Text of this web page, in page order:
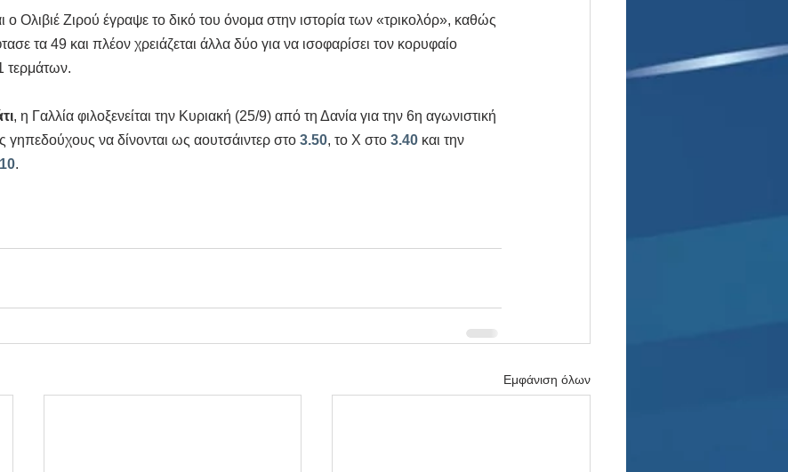
ο Ολιβιέ Ζιρού έγραψε το δικό του όνομα στην ιστορία των «τρικολόρ», καθώς
τα 49 και πλέον χρειάζεται άλλα δύο για να ισοφαρίσει τον κορυφαίο
τερμάτων.
, η Γαλλία φιλοξενείται την Κυριακή (25/9) από τη Δανία για την 6η αγωνιστική
γηπεδούχους να δίνονται ως αουτσάιντερ στο 3.50, το Χ στο 3.40 και την
.
Εμφάνιση όλων